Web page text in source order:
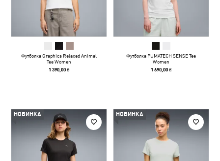
Футболка Graphics Relaxed Animal
Tee Women
1 390,00 ₴
Футболка PUMATECH SENSE Tee
Women
1 690,00 ₴
НОВИНКА НОВИНКА